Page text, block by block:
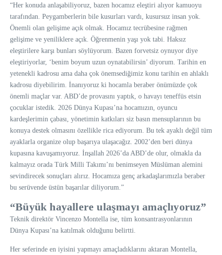
“Her konuda anlaşabiliyoruz, bazen hocamız eleştiri alıyor kamuoyu
tarafından. Peygamberlerin bile kusurları vardı, kusursuz insan yok.
Önemli olan gelişime açık olmak. Hocamız tecrübesine rağmen
gelişime ve yeniliklere açık. Öğrenmenin yaşı yok tabi. Haksız
eleştirilere karşı bunları söylüyorum. Bazen forvetsiz oynuyor diye
eleştiriyorlar, ‘benim boyum uzun oynatabilirsin’ diyorum. Tarihin en
yetenekli kadrosu ama daha çok önemsediğimiz konu tarihin en ahlaklı
kadrosu diyebilirim. İnanıyoruz ki hocamla beraber önümüzde çok
önemli maçlar var. ABD’de provasını yaptık, o havayı teneffüs etsin
çocuklar istedik. 2026 Dünya Kupası’na hocamızın, oyuncu
kardeşlerimin çabası, yönetimin katkıları siz basın mensuplarının bu
konuya destek olmasını özellikle rica ediyorum. Bu tek ayaklı değil tüm
ayaklarla organize olup başarıya ulaşacağız. 2002’den beri dünya
kupasına kavuşamıyoruz. İnşallah 2026’da ABD’de olur, olmakla da
kalmayız orada Türk Milli Takımı’nı benimseyen Müslüman alemini
sevindirecek sonuçları alırız. Hocamıza genç arkadaşlarımızla beraber
bu serüvende üstün başarılar diliyorum.”
“Büyük hayallere ulaşmayı amaçlıyoruz”
Teknik direktör Vincenzo Montella ise, tüm konsantrasyonlarının
Dünya Kupası’na katılmak olduğunu belirtti.
Her seferinde en iyisini yapmayı amaçladıklarını aktaran Montella,